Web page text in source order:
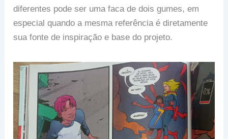
diferentes pode ser uma faca de dois gumes, em
especial quando a mesma referência é diretamente
sua fonte de inspiração e base do projeto.